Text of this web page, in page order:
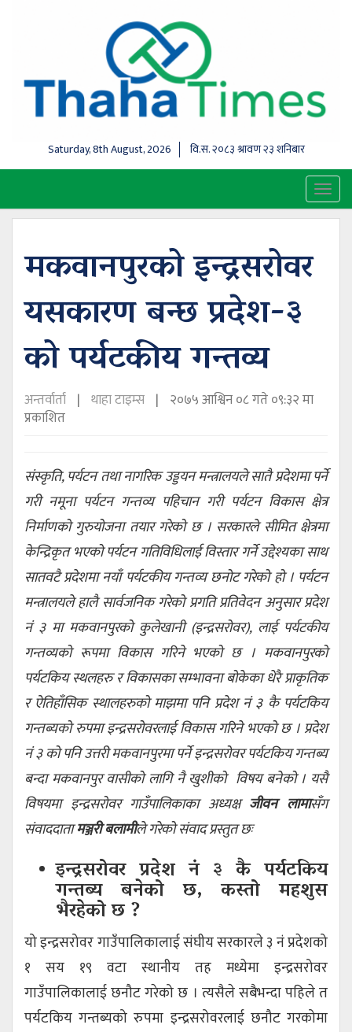
Saturday, 8th August, 2026 वि.स.२०८३ श्रावण २३ शनिबार
मकवानपुरको इन्द्रसरोवर
यसकारण बन्छ प्रदेश-३
को पर्यटकीय गन्तव्य
अन्तर्वार्ता थाहा टाइम्स
२०७५ आश्विन ०८ गते ०९:३२ मा
प्रकाशित
संस्कृति, पर्यटन तथा नागरिक उड्डयन मन्त्रालयले सातै प्रदेशमा पर्ने
गरी नमूना पर्यटन गन्तव्य पहिचान गरी पर्यटन विकास क्षेत्र
निर्माणको गुरुयोजना तयार गरेको छ । सरकारले सीमित क्षेत्रमा
केन्द्रिकृत भएको पर्यटन गतिविधिलाई विस्तार गर्ने उद्देश्यका साथ
सातवटै प्रदेशमा नयाँ पर्यटकीय गन्तव्य छनोट गरेको हो । पर्यटन
मन्त्रालयले हालै सार्वजनिक गरेको प्रगति प्रतिवेदन अनुसार प्रदेश
नं ३ मा मकवानपुरको कुलेखानी (इन्द्रसरोवर), लाई पर्यटकीय
गन्तव्यको रूपमा विकास गरिने भएको छ । मकवानपुरको
पर्यटकिय स्थलहरु र विकासका सम्भावना बोकेका धेरै प्राकृतिक
र ऐतिहाँसिक स्थालहरुको माझमा पनि प्रदेश नं ३ कै पर्यटकिय
गन्तब्यको रुपमा इन्द्रसरोवरलाई विकास गरिने भएको छ । प्रदेश
नं ३ को पनि उत्तरी मकवानपुरमा पर्ने इन्द्रसरोवर पर्यटकिय गन्तब्य
बन्दा मकवानपुर वासीको लागि नै खुशीको विषय बनेको । यसै
विषयमा इन्द्रसरोवर गाउँपालिकाका अध्यक्ष जीवन लामासँग
संवाददातामञ्जरी बलामीले गरेको संवाद प्रस्तुत छः
इन्द्रसरोवर प्रदेश नं ३ कै पर्यटकिय
गन्तब्य बनेको छ, कस्तो महशुस
भैरहेको छ ?
यो इन्द्रसरोवर गाउँपालिकालाई संघीय सरकारले ३ नं प्रदेशको
१ सय १९ वटा स्थानीय तह मध्येमा इन्द्रसरोवर
गाउँपालिकालाई छनौट गरेको छ । त्यसैले सबैभन्दा पहिले त
पर्यटकिय गन्तब्यको रुपमा इन्द्रसरोवरलाई छनौट गरकोमा